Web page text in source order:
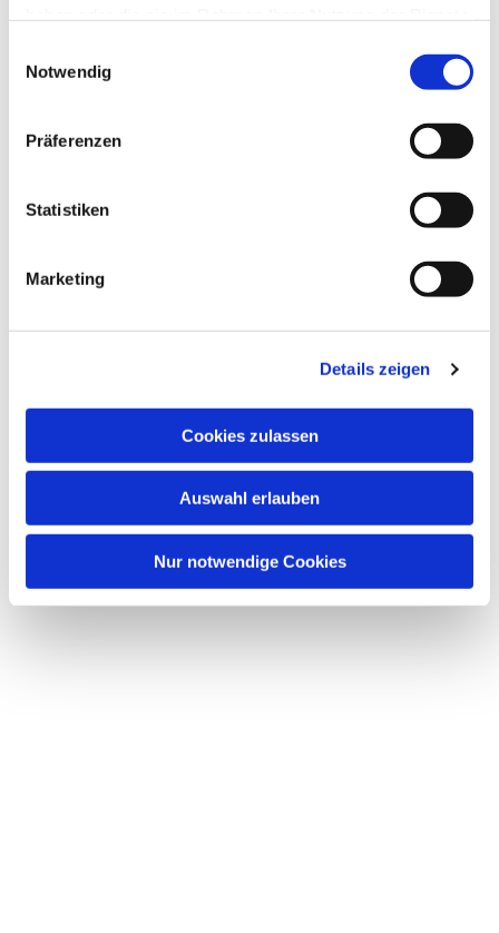
Notwendig
Präferenzen
Statistiken
Marketing
Details zeigen
Cookies zulassen
Auswahl erlauben
Nur notwendige Cookies
Dies könnte Sie auch
interessieren